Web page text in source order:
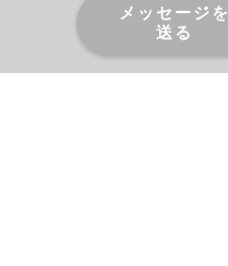
メッセージを
送る